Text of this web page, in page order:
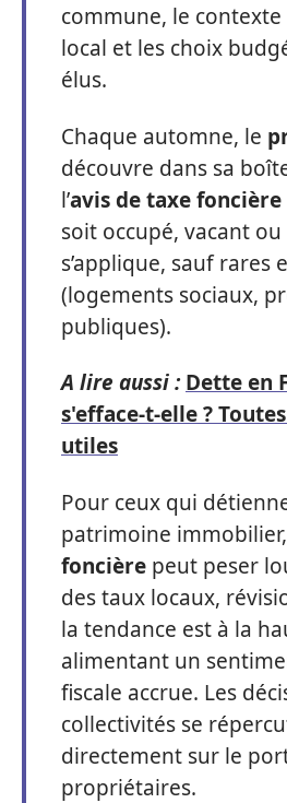
commune, le
local et les choix
élus.
Chaque automne, le
découvre dans sa
l’avis de taxe foncière
soit occupé, vacant
s’applique, sauf rares
(logements sociaux,
publiques).
A lire aussi : Dette en
s'efface-t-elle ?
utiles
Pour ceux qui
patrimoine
foncière peut peser
des taux locaux,
la tendance est à la
alimentant un
fiscale accrue. Les
collectivités se
directement sur le
propriétaires.